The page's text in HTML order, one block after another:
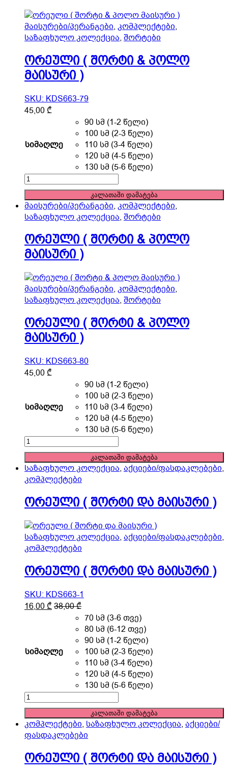
მაისურები/პერანგები, კომპლექტები,
საზაფხულო კოლექცია, შორტები
ორეული ( შორტი & პოლო
მაისური )
SKU: KDS663-79
45,00₾
product
multiple
variants.
options
may
be
chosen
on
the
product
page
სიმაღლე
90 სმ (1-2 წელი)
100 სმ (2-3 წელი)
110 სმ (3-4 წელი)
120 სმ (4-5 წელი)
130 სმ (5-6 წელი)
ორეული
(
შორტი
&
პოლო
მაისური
)
quantity
კალათაში დამატება
მაისურები/პერანგები, კომპლექტები,
საზაფხულო კოლექცია, შორტები
ორეული ( შორტი & პოლო
მაისური )
მაისურები/პერანგები, კომპლექტები,
საზაფხულო კოლექცია, შორტები
ორეული ( შორტი & პოლო
მაისური )
SKU: KDS663-80
45,00₾
product
multiple
variants.
options
may
be
chosen
on
the
product
სიმაღლე
90 სმ (1-2 წელი)
100 სმ (2-3 წელი)
110 სმ (3-4 წელი)
120 სმ (4-5 წელი)
130 სმ (5-6 წელი)
ორეული
(
შორტი
&
პოლო
მაისური
)
quantity
კალათაში დამატება
საზაფხულო კოლექცია, აქციები/ფასდაკლებები,
კომპლექტები
ორეული ( შორტი და მაისური )
საზაფხულო კოლექცია, აქციები/ფასდაკლებები,
კომპლექტები
ორეული ( შორტი და მაისური )
SKU: KDS663-1
16,00₾38,00₾This
product
has
multiple
variants.
The
options
may
be
chosen
on
the
product
page
სიმაღლე
70 სმ (3-6 თვე)
80 სმ (6-12 თვე)
90 სმ (1-2 წელი)
100 სმ (2-3 წელი)
110 სმ (3-4 წელი)
120 სმ (4-5 წელი)
130 სმ (5-6 წელი)
ორეული
(
შორტი
და
მაისური
)
quantity
კალათაში დამატება
კომპლექტები, საზაფხულო კოლექცია, აქციები/
ფასდაკლებები
ორეული ( შორტი და მაისური )